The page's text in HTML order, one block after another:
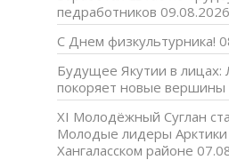
педработников
С Днем физкультурника!
Будущее Якутии в лицах:
покоряет новые вершины
XI Молодёжный Суглан
Молодые лидеры Арктики
Хангаласском районе